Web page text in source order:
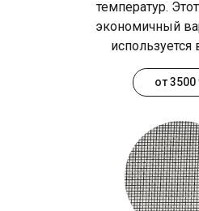
температур.
экономичный
используется
от 3500